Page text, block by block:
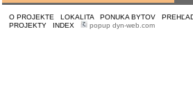
O PROJEKTE LOKALITA PONUKA BYTOV
PROJEKTY
INDEX popup dyn-web.com